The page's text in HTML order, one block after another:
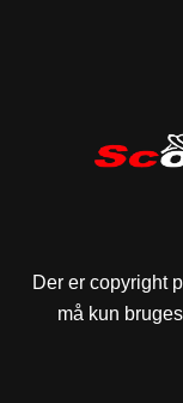
Der er copyright
må kun